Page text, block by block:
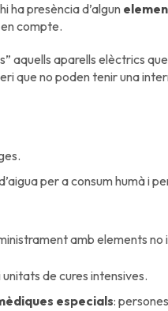
ha presència d’algun
compte.
aquells aparells elèctrics
que no poden tenir una
per a consum humà i
amb elements no
de cures intensives.
especials: